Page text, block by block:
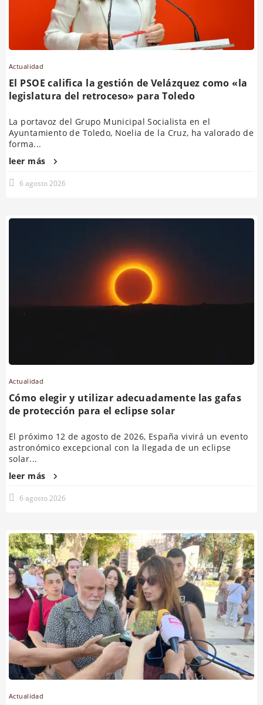
Actualidad
El PSOE califica la gestión de Velázquez como «la
legislatura del retroceso» para Toledo
La portavoz del Grupo Municipal Socialista en el
Ayuntamiento de Toledo, Noelia de la Cruz, ha valorado de
forma...
leer más
6 agosto 2026
Actualidad
Cómo elegir y utilizar adecuadamente las gafas
de protección para el eclipse solar
El próximo 12 de agosto de 2026, España vivirá un evento
astronómico excepcional con la llegada de un eclipse
solar...
leer más
6 agosto 2026
Actualidad